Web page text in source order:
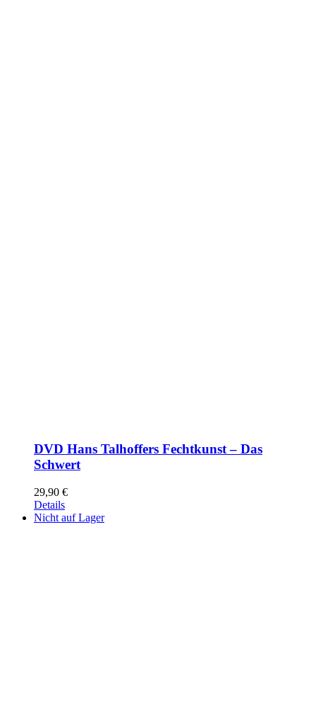
DVD Hans Talhoffers Fechtkunst – Das
Schwert
29,90 €
Details
Nicht auf Lager